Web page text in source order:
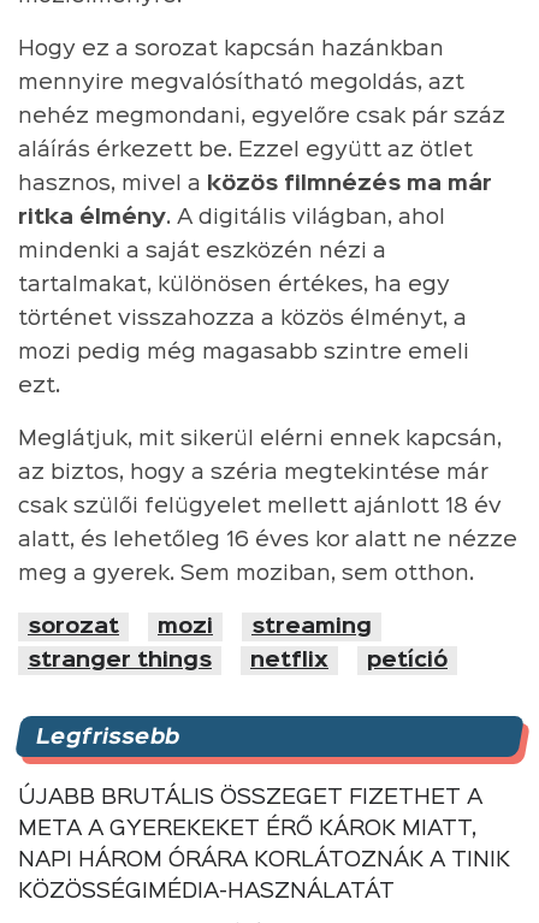
Hogy ez a sorozat kapcsán hazánkban
mennyire megvalósítható megoldás, azt
nehéz megmondani, egyelőre csak pár száz
aláírás érkezett be. Ezzel együtt az ötlet
hasznos, mivel a
közös filmnézés ma már
ritka élmény. A digitális világban, ahol
mindenki a saját eszközén nézi a
tartalmakat, különösen értékes, ha egy
történet visszahozza a közös élményt, a
mozi pedig még magasabb szintre emeli
ezt.
Meglátjuk, mit sikerül elérni ennek kapcsán,
az biztos, hogy a széria megtekintése már
csak szülői felügyelet mellett ajánlott 18 év
alatt, és lehetőleg 16 éves kor alatt ne nézze
meg a gyerek. Sem moziban, sem otthon.
sorozat mozi
streaming
stranger things
netflix petíció
Legfrissebb
ÚJABB BRUTÁLIS ÖSSZEGET FIZETHET A
META A GYEREKEKET ÉRŐ KÁROK MIATT,
NAPI HÁROM ÓRÁRA KORLÁTOZNÁK A TINIK
KÖZÖSSÉGIMÉDIA-HASZNÁLATÁT